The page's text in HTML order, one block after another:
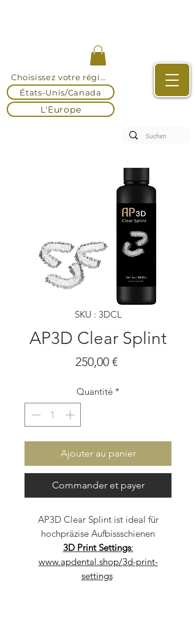
Choisissez votre région
États-Unis/Canada
L'Europe
SKU : 3DCL
AP3D Clear Splint
250,00 €Prix
Quantité *
Ajouter au panier
Commander et payer
AP3D Clear Splint ist ideal für
hochpräzise Aufbissschienen
3D Print Settings:
www.apdental.shop/3d-print-
settings